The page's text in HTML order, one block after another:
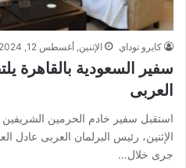
كايرو توداي الإثنين, أغسطس 12, 2024 7:04 م
سفير السعودية بالقاهرة
العربى
استقبل ‏سفير خادم الحرمين الشريفين
الإثنين، رئيس البرلمان العربى عادل
جرى خلال…